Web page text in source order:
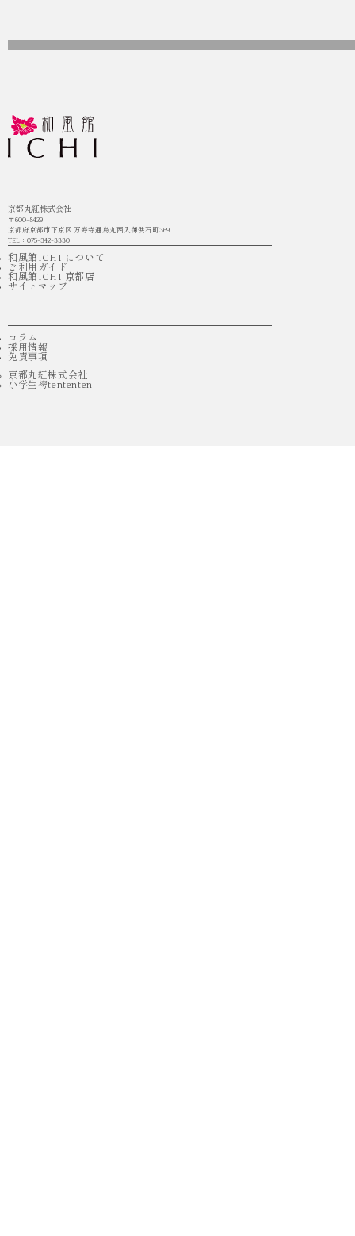
京都丸紅株式会社
〒600-8429
京都府京都市下京区 万寿寺通烏丸西入御供石町369
TEL：075-342-3330
和風館ICHI について
ご利用ガイド
和風館ICHI 京都店
サイトマップ
コラム
採用情報
免責事項
京都丸紅株式会社
小学生袴tententen